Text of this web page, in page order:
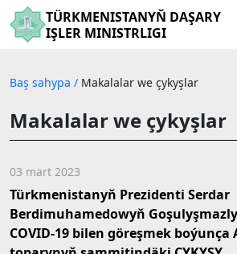
TÜRKMENISTANYŇ DAŞARY
IŞLER MINISTRLIGI
Baş sahypa / Makalalar we çykyşlar
Makalalar we çykyşlar
03 mart 2023
Türkmenistanyň Prezidenti Serdar
Berdimuhamedowyň
COVID-19 bilen göreşmek